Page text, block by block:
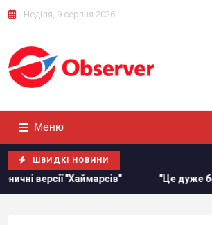
Неділя, 9 серпня 2026
Меню
ШВИДКІ НОВИНИ
"Це дуже боляче": син Байдена